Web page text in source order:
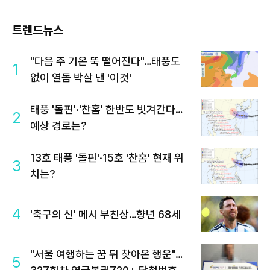
트렌드뉴스
1
"다음 주 기온 뚝 떨어진다"…태풍도
없이 열돔 박살 낸 '이것'
2
태풍 '돌핀'·'찬홈' 한반도 빗겨간다…
예상 경로는?
3
13호 태풍 '돌핀'·15호 '찬홈' 현재 위
치는?
4 '축구의 신' 메시 부친상…향년 68세
5
"서울 여행하는 꿈 뒤 찾아온 행운"…